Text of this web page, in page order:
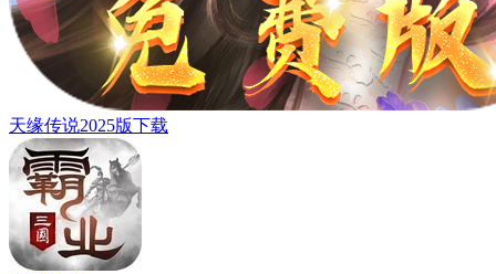
天缘传说2025版下载